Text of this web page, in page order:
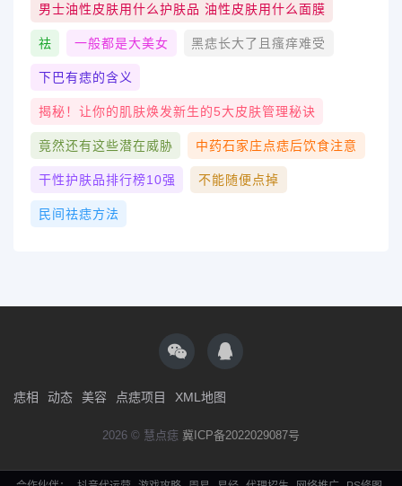
男士油性皮肤用什么护肤品 油性皮肤用什么面膜
祛 一般都是大美女 黑痣长大了且瘙痒难受
下巴有痣的含义
揭秘！让你的肌肤焕发新生的5大皮肤管理秘诀
竟然还有这些潜在威胁 中药石家庄点痣后饮食注意
干性护肤品排行榜10强 不能随便点掉
民间祛痣方法
痣相 动态 美容 点痣项目 XML地图
2026 © 慧点痣 冀ICP备2022029087号